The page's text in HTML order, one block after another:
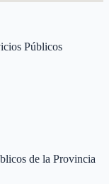
Públicos
de la Provincia